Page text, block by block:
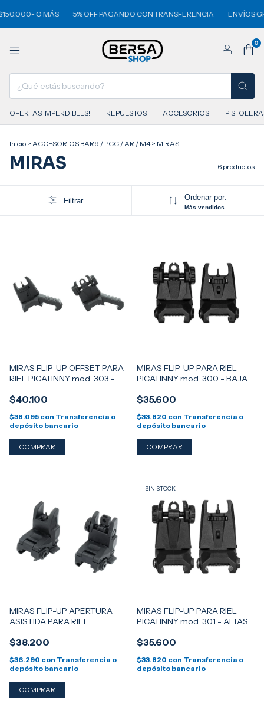
O MÁS 5% OFF PAGANDO CON TRANSFERENCIA ENVÍOS
0
OFERTAS IMPERDIBLES! REPUESTOS ACCESORIOS
Inicio > ACCESORIOS BAR9 / PCC / AR / M4 > MIRAS
MIRAS 6 productos
Filtrar Ordenar por:
Más vendidos
MIRAS FLIP-UP OFFSET PARA
RIEL PICATINNY mod. 303 - A
$40.100
$38.095 con Transferencia o
depósito bancario
MIRAS FLIP-UP PARA RIEL
PICATINNY mod. 300 - BAJAS
$35.600
$33.820 con Transferencia o
depósito bancario
MIRAS FLIP-UP APERTURA
ASISTIDA PARA RIEL
$38.200
$36.290 con Transferencia o
depósito bancario
SIN STOCK
MIRAS FLIP-UP PARA RIEL
PICATINNY mod. 301 - ALTAS -
$35.600
$33.820 con Transferencia o
depósito bancario